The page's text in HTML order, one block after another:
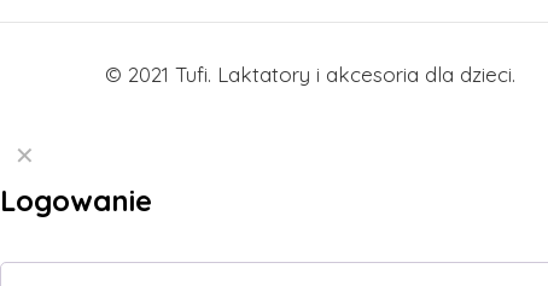
© 2021 Tufi. Laktatory i akcesoria dla dzieci.
✕
Logowanie